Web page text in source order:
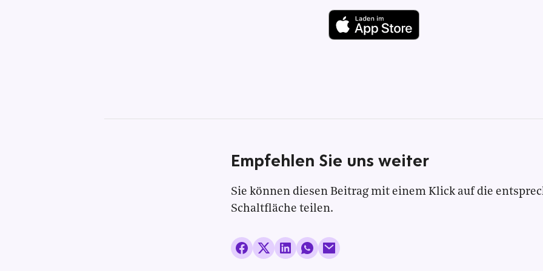
Empfehlen Sie uns weiter
Sie können diesen Beitrag mit einem Klick auf die
Schaltfläche teilen.